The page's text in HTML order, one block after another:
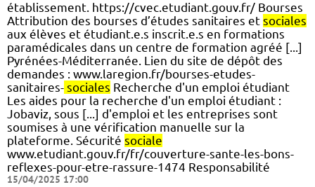
établissement. https://cvec.etudiant.gouv.fr/ Bourses
Attribution des bourses d’études sanitaires et sociales
aux élèves et étudiant.e.s inscrit.e.s en formations
paramédicales dans un centre de formation agréé [...]
Pyrénées-Méditerranée. Lien du site de dépôt des
demandes : www.laregion.fr/bourses-etudes-
sanitaires- sociales Recherche d'un emploi étudiant
Les aides pour la recherche d'un emploi étudiant :
Jobaviz, sous [...] d'emploi et les entreprises sont
soumises à une vérification manuelle sur la
plateforme. Sécurité sociale
www.etudiant.gouv.fr/fr/couverture-sante-les-bons-
reflexes-pour-etre-rassure-1474 Responsabilité
15/04/2025 17:00